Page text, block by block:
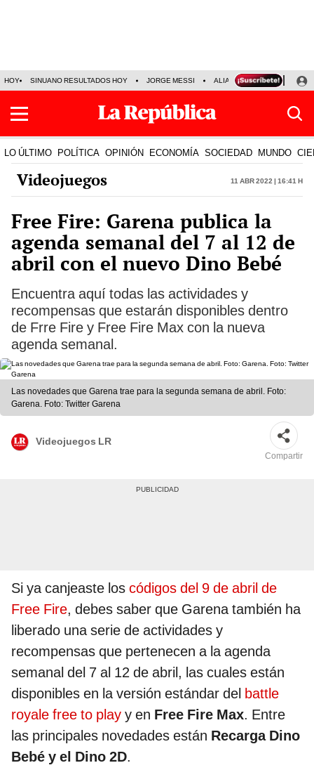
HOY SINUANO RESULTADOS HOY JORGE MESSI ALIANZA LIMA VS SPORT
LO ÚLTIMO POLÍTICA OPINIÓN ECONOMÍA SOCIEDAD MUNDO
Videojuegos 11 Abr 2022 | 16:41 h
Free Fire: Garena publica la
agenda semanal del 7 al 12 de
abril con el nuevo Dino Bebé
Encuentra aquí todas las actividades y
recompensas que estarán disponibles dentro
de Frre Fire y Free Fire Max con la nueva
agenda semanal.
Las novedades que Garena trae para la segunda semana de abril. Foto:
Garena. Foto: Twitter Garena
Videojuegos LR
Compartir
Si ya canjeaste los códigos del 9 de abril de
Free Fire, debes saber que Garena también ha
liberado una serie de actividades y
recompensas que pertenecen a la agenda
semanal del 7 al 12 de abril, las cuales están
disponibles en la versión estándar del battle
royale free to play y en Free Fire Max. Entre
las principales novedades están Recarga Dino
Bebé y el Dino 2D.